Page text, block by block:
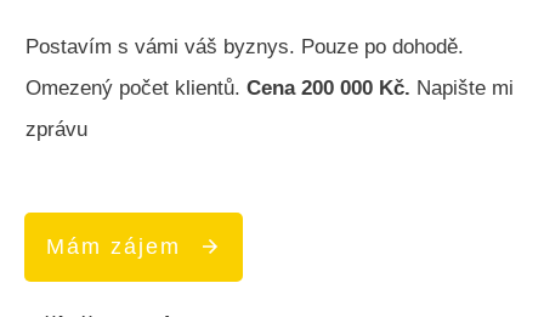
Postavím s vámi váš byznys. Pouze po dohodě.
Omezený počet klientů. Cena 200 000 Kč. Napište mi
zprávu
Mám zájem